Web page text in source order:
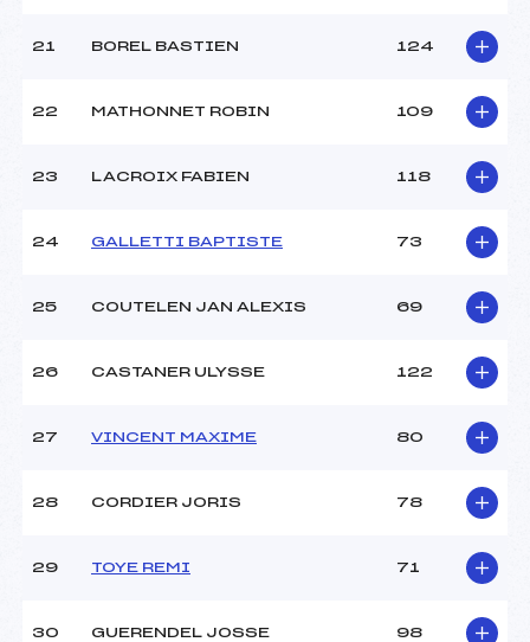
21 BOREL BASTIEN 124
22 MATHONNET ROBIN 109
23 LACROIX FABIEN 118
24 GALLETTI BAPTISTE 73
25 COUTELEN JAN ALEXIS 69
26 CASTANER ULYSSE 122
27 VINCENT MAXIME 80
28 CORDIER JORIS 78
29 TOYE REMI 71
30 GUERENDEL JOSSE 98